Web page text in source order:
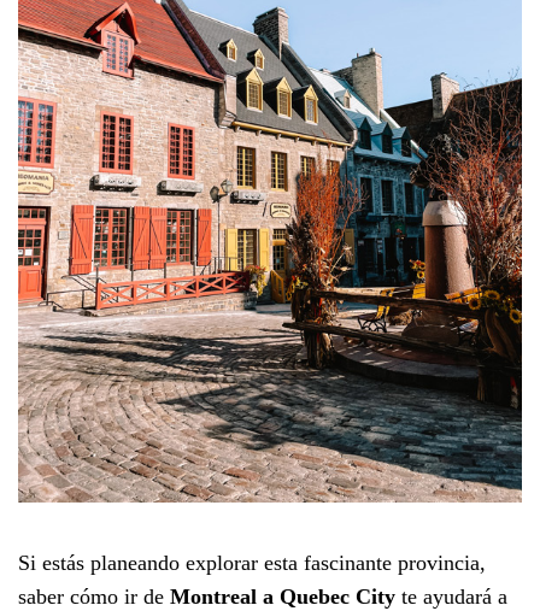
Si estás planeando explorar esta fascinante provincia,
saber cómo ir de Montreal a Quebec City te ayudará a